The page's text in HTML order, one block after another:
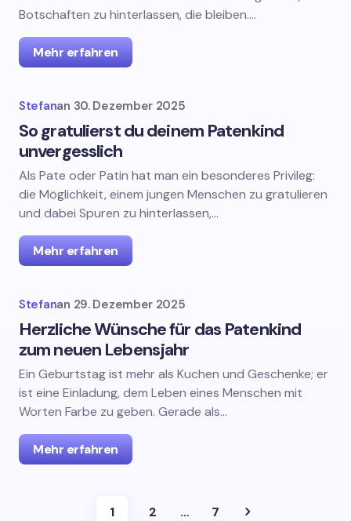
Botschaften zu hinterlassen, die bleiben.…
Mehr erfahren
Stefanan 30. Dezember 2025
So gratulierst du deinem Patenkind
unvergesslich
Als Pate oder Patin hat man ein besonderes Privileg:
die Möglichkeit, einem jungen Menschen zu gratulieren
und dabei Spuren zu hinterlassen,…
Mehr erfahren
Stefanan 29. Dezember 2025
Herzliche Wünsche für das Patenkind
zum neuen Lebensjahr
Ein Geburtstag ist mehr als Kuchen und Geschenke; er
ist eine Einladung, dem Leben eines Menschen mit
Worten Farbe zu geben. Gerade als…
Mehr erfahren
1 2 … 7